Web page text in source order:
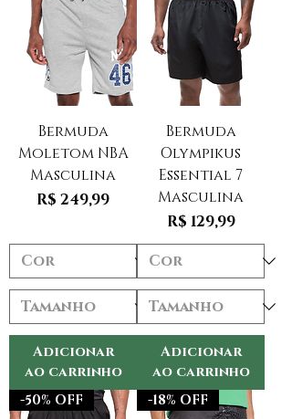
Bermuda
Moletom NBA
Masculina
Preço
R$ 249,99
Adicionar
ao carrinho
Bermuda
Olympikus
Essential 7
Masculina
Preço
R$ 129,99
Adicionar
ao carrinho
-50% OFF -18% OFF